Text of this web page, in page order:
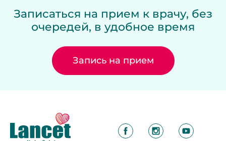
Записаться на прием к врачу, без
очередей, в удобное время
Запись на прием